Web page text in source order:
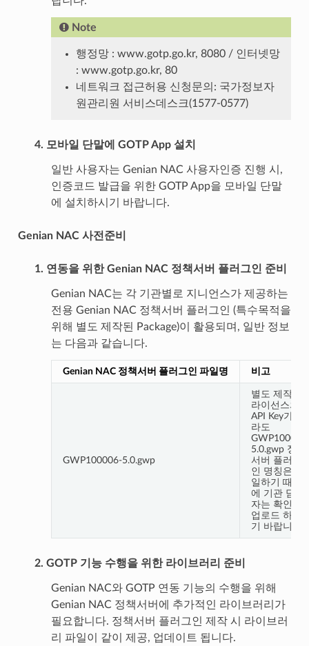
Note
행정망 : www.gotp.go.kr, 8080 / 인터넷망
: www.gotp.go.kr, 80
네트워크 접근허용 신청문의: 국가정보자
원관리원 서비스데스크(1577-0577)
4. 모바일 단말에 GOTP App 설치
일반 사용자는 Genian NAC 사용자인증 진행 시,
인증코드 발급을 위한 GOTP App을 모바일 단말
에 설치하시기 바랍니다.
Genian NAC 사전준비
1. 연동을 위한 Genian NAC 정책서버 플러그인 준비
Genian NAC는 각 기관별로 지니언스가 제공하는
전용 Genian NAC 정책서버 플러그인 (특수목적을
위해 별도 제작된 Package)이 활용되며, 일반 정보
는 다음과 같습니다.
Genian NAC 정책서버 플러그인 파일명 비고
GWP100006-5.0.gwp
별도 제작 시
라이선스와
API Key가 달
라도
5.0.gwp 정책
서버 플러그
인 명칭은 동
일하기 때문
에 기관 담당
자는 확인 후
업로드 하시
기 바랍니다.
2. GOTP 기능 수행을 위한 라이브러리 준비
Genian NAC와 GOTP 연동 기능의 수행을 위해
Genian NAC 정책서버에 추가적인 라이브러리가
필요합니다. 정책서버 플러그인 제작 시 라이브러
리 파일이 같이 제공, 업데이트 됩니다.